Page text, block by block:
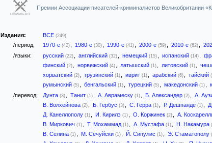
номинант
Премии Ассоциации писателей-криминалистов Великобритании
Издания: ВСЕ (249)
/период: 1970-е (42) 1980-е (30) 1990-е (41) 2000-е (59) 2010-е (62)
/языки: русский (22) английский (32) немецкий (15) испанский (14)
финский (2) норвежский (4) латышский (1) литовский (1)
хорватский (2) грузинский (1) иврит (1) арабский (6) тайский
румынский (5) бенгальский (1) турецкий (5) македонский (1)
/перевод: Дунта (3) Танит (1) А. Аврамеску (1) Б. Александер (2) А.
В. Волхейнова (2) Б. Гербус (3) С. Герра (1) Р. Дешпанде (1)
Д. Канеллополу (1) И. Кирилэ (1) О. Коржинек (2) А.
В. Миркович (1) Т. Мохаммад (1) А. Мустафа (1) Н. Накамура
В. Селина (1) М. Сечуйски (1) Й. Сипулис (1) Э. Стаматополу